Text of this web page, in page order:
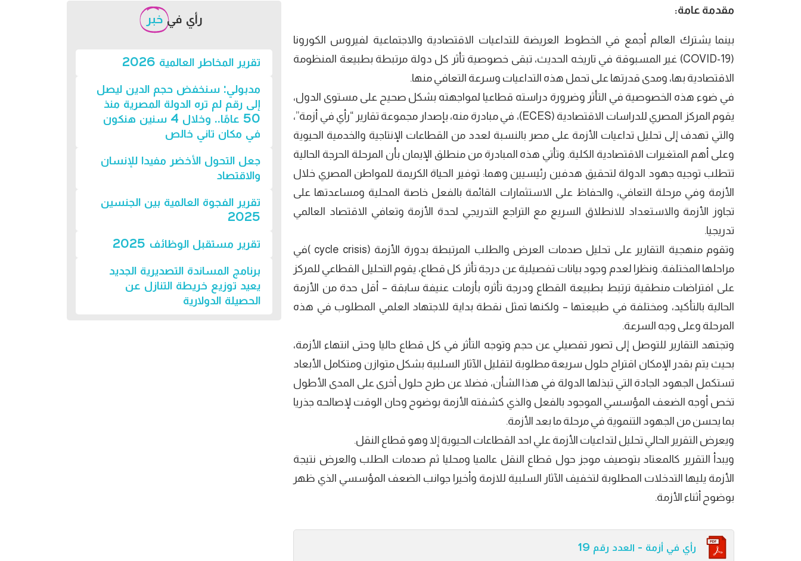
مقدمة عامة:
بينما يشترك العالم أجمع في الخطوط العريضة للتداعيات الاقتصادية والاجتماعية لفيروس الكورونا
(COVID-19) غير المسبوقة في تاريخه الحديث، تبقى خصوصية تأثر كل دولة مرتبطة بطبيعة المنظومة
الاقتصادية بها، ومدى قدرتها على تحمل هذه التداعيات وسرعة التعافي منها.
في ضوء هذه الخصوصية في التأثر وضرورة دراسته قطاعيا لمواجهته بشكل صحيح على مستوى الدول،
يقوم المركز المصري للدراسات الاقتصادية (ECES)، في مبادرة منه، بإصدار مجموعة تقارير “رأي في أزمة”،
والتي تهدف إلى تحليل تداعيات الأزمة على مصر بالنسبة لعدد من القطاعات الإنتاجية والخدمية الحيوية
وعلى أهم المتغيرات الاقتصادية الكلية. وتأتي هذه المبادرة من منطلق الإيمان بأن المرحلة الحرجة الحالية
تتطلب توجيه جهود الدولة لتحقيق هدفين رئيسيين وهما: توفير الحياة الكريمة للمواطن المصري خلال
الأزمة وفي مرحلة التعافي، والحفاظ على الاستثمارات القائمة بالفعل خاصة المحلية ومساعدتها على
تجاوز الأزمة والاستعداد للانطلاق السريع مع التراجع التدريجي لحدة الأزمة وتعافي الاقتصاد العالمي
تدريجيا.
وتقوم منهجية التقارير على تحليل صدمات العرض والطلب المرتبطة بدورة الأزمة (cycle crisis )في
مراحلها المختلفة. ونظرا لعدم وجود بيانات تفصيلية عن درجة تأثر كل قطاع، يقوم التحليل القطاعي للمركز
على افتراضات منطقية ترتبط بطبيعة القطاع ودرجة تأثره بأزمات عنيفة سابقة – أقل حدة من الأزمة
الحالية بالتأكيد، ومختلفة في طبيعتها – ولكنها تمثل نقطة بداية للاجتهاد العلمي المطلوب في هذه
المرحلة وعلى وجه السرعة.
وتجتهد التقارير للتوصل إلى تصور تفصيلي عن حجم وتوجه التأثر في كل قطاع حاليا وحتى انتهاء الأزمة،
بحيث يتم بقدر الإمكان اقتراح حلول سريعة مطلوبة لتقليل الآثار السلبية بشكل متوازن ومتكامل الأبعاد
تستكمل الجهود الجادة التي تبذلها الدولة في هذا الشأن، فضلا عن طرح حلول أخرى على المدى الأطول
تخص أوجه الضعف المؤسسي الموجود بالفعل والذي كشفته الأزمة بوضوح وحان الوقت لإصالحه جذريا
بما يحسن من الجهود التنموية في مرحلة ما بعد الأزمة.
ويعرض التقرير الحالي تحليل لتداعيات الأزمة علي احد القطاعات الحيوية إلا وهو قطاع النقل.
ويبدأ التقرير كالمعتاد بتوصيف موجز حول قطاع النقل عالميا ومحليا ثم صدمات الطلب والعرض نتيجة
الأزمة يليها التدخلات المطلوبة لتخفيف الآثار السلبية للازمة وأخيرا جوانب الضعف المؤسسي الذي ظهر
بوضوح أثناء الأزمة.
رأي في أزمة - العدد رقم 19
رأي في خبر
تقرير المخاطر العالمية 2026
مدبولي: سنخفض حجم الدين ليصل
إلى رقم لم تره الدولة المصرية منذ
50 عامًا.. وخلال 4 سنين هنكون
في مكان تاني خالص
جعل التحول الأخضر مفيدا للإنسان
والاقتصاد
تقرير الفجوة العالمية بين الجنسين
2025
تقرير مستقبل الوظائف 2025
برنامج المساندة التصديرية الجديد
يعيد توزيع خريطة التنازل عن
الحصيلة الدولارية